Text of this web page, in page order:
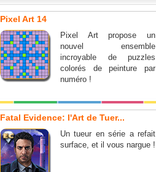
Pixel Art 14
Pixel Art propose un
nouvel ensemble
incroyable de puzzles
colorés de peinture par
numéro !
Fatal Evidence: l'Art de Tuer...
Un tueur en série a refait
surface, et il vous nargue !